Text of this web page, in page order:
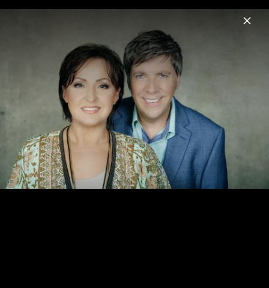
Menu
Ute Freudenberg & Christian Lais
News Musik Videos
Pressefotos 2017